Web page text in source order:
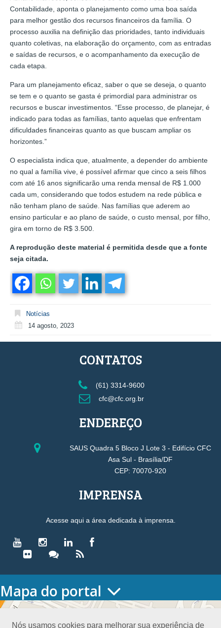
Contabilidade, aponta o planejamento como uma boa saída
para melhor gestão dos recursos financeiros da família. O
processo auxilia na definição das prioridades, tanto individuais
quanto coletivas, na elaboração do orçamento, com as entradas
e saídas de recursos, e o acompanhamento da execução de
cada etapa.
Para um planejamento eficaz, saber o que se deseja, o quanto
se tem e o quanto se gasta é primordial para administrar os
recursos e buscar investimentos. “Esse processo, de planejar, é
indicado para todas as famílias, tanto aquelas que enfrentam
dificuldades financeiras quanto as que buscam ampliar os
horizontes.”
O especialista indica que, atualmente, a depender do ambiente
no qual a família vive, é possível afirmar que cinco a seis filhos
com até 16 anos significarão uma renda mensal de R$ 1.000
cada um, considerando que todos estudem na rede pública e
não tenham plano de saúde. Nas famílias que aderem ao
ensino particular e ao plano de saúde, o custo mensal, por filho,
gira em torno de R$ 3.500.
A reprodução deste material é permitida desde que a fonte
seja citada.
Notícias
14 agosto, 2023
Nós usamos cookies para melhorar sua experiência de
CONTATOS
(61) 3314-9600
cfc@cfc.org.br
ENDEREÇO
SAUS Quadra 5 Bloco J Lote 3 - Edifício CFC
Asa Sul - Brasília/DF
CEP: 70070-920
IMPRENSA
Acesse aqui a área dedicada à imprensa.
Mapa do portal
HOME